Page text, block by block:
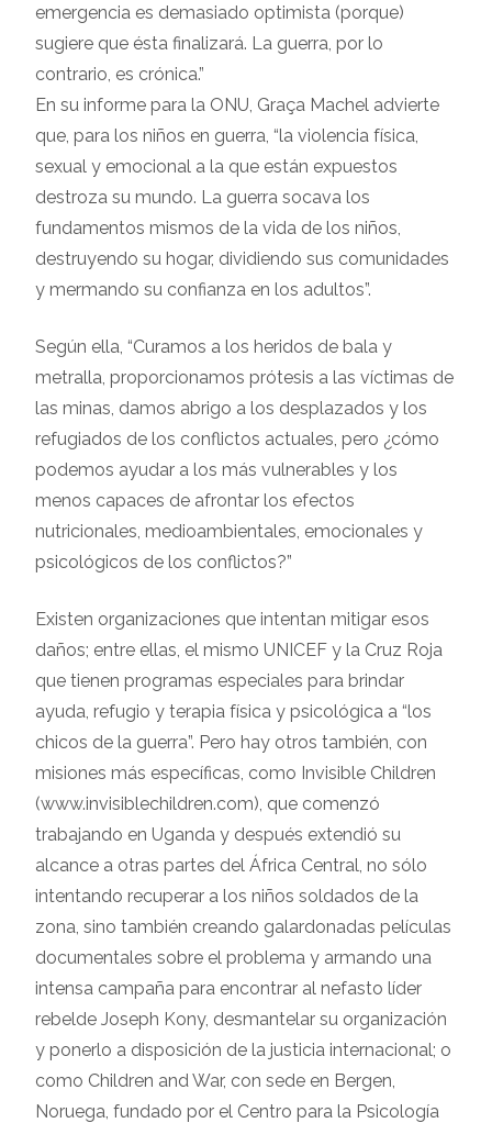
emergencia es demasiado optimista (porque)
sugiere que ésta finalizará. La guerra, por lo
contrario, es crónica.”
En su informe para la ONU, Graça Machel advierte
que, para los niños en guerra, “la violencia física,
sexual y emocional a la que están expuestos
destroza su mundo. La guerra socava los
fundamentos mismos de la vida de los niños,
destruyendo su hogar, dividiendo sus comunidades
y mermando su confianza en los adultos”.
Según ella, “Curamos a los heridos de bala y
metralla, proporcionamos prótesis a las víctimas de
las minas, damos abrigo a los desplazados y los
refugiados de los conflictos actuales, pero ¿cómo
podemos ayudar a los más vulnerables y los
menos capaces de afrontar los efectos
nutricionales, medioambientales, emocionales y
psicológicos de los conflictos?”
Existen organizaciones que intentan mitigar esos
daños; entre ellas, el mismo UNICEF y la Cruz Roja
que tienen programas especiales para brindar
ayuda, refugio y terapia física y psicológica a “los
chicos de la guerra”. Pero hay otros también, con
misiones más específicas, como Invisible Children
(www.invisiblechildren.com), que comenzó
trabajando en Uganda y después extendió su
alcance a otras partes del África Central, no sólo
intentando recuperar a los niños soldados de la
zona, sino también creando galardonadas películas
documentales sobre el problema y armando una
intensa campaña para encontrar al nefasto líder
rebelde Joseph Kony, desmantelar su organización
y ponerlo a disposición de la justicia internacional; o
como Children and War, con sede en Bergen,
Noruega, fundado por el Centro para la Psicología